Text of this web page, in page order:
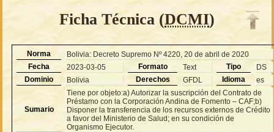
Ficha Técnica (DCMI)
Norma
Bolivia: Decreto Supremo Nº 4220, 20 de abril de 2020
Fecha
2023-03-05 Formato Text Tipo
DS
Dominio
Bolivia Derechos GFDL Idioma es
Sumario
Tiene por objeto:a) Autorizar la suscripción del Contrato de
Préstamo con la Corporación Andina de Fomento – CAF;b)
Disponer la transferencia de los recursos externos de Crédito
a favor del Ministerio de Salud; en su condición de
Organismo Ejecutor.